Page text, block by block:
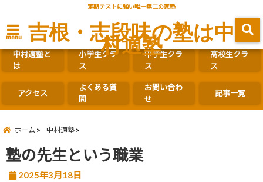
定期テストに強い唯一無二の家塾
menu 吉根・志段味の塾は中
村適塾
中村適塾と
は
小学生クラ
ス
中学生クラ
ス
高校生クラ
ス
アクセス
よくある質
問
お問い合わ
せ
記事一覧
ホーム 中村適塾
塾の先生という職業
2025年3月18日